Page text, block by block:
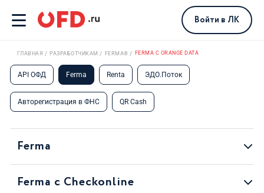
Войти в ЛК
ГЛАВНАЯ РАЗРАБОТЧИКАМ FERMA® FERMA С ORANGE DATA
API ОФД Ferma Renta ЭДО.Поток
Авторегистрация в ФНС QR Cash
Ferma
Ferma с Checkonline